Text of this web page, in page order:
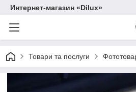
Интернет-магазин «Dilux»
Товари та послуги